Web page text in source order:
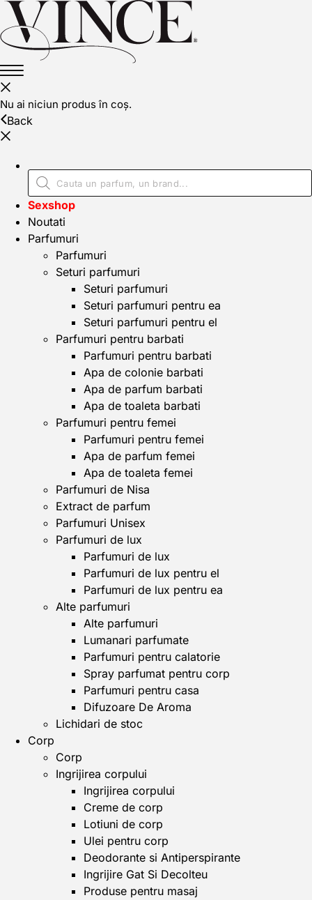
Nu ai niciun produs în coș.
Back
Sexshop
Noutati
Parfumuri
Parfumuri
Seturi parfumuri
Seturi parfumuri
Seturi parfumuri pentru ea
Seturi parfumuri pentru el
Parfumuri pentru barbati
Parfumuri pentru barbati
Apa de colonie barbati
Apa de parfum barbati
Apa de toaleta barbati
Parfumuri pentru femei
Parfumuri pentru femei
Apa de parfum femei
Apa de toaleta femei
Parfumuri de Nisa
Extract de parfum
Parfumuri Unisex
Parfumuri de lux
Parfumuri de lux
Parfumuri de lux pentru el
Parfumuri de lux pentru ea
Alte parfumuri
Alte parfumuri
Lumanari parfumate
Parfumuri pentru calatorie
Spray parfumat pentru corp
Parfumuri pentru casa
Difuzoare De Aroma
Lichidari de stoc
Corp
Corp
Ingrijirea corpului
Ingrijirea corpului
Creme de corp
Lotiuni de corp
Ulei pentru corp
Deodorante si Antiperspirante
Ingrijire Gat Si Decolteu
Produse pentru masaj